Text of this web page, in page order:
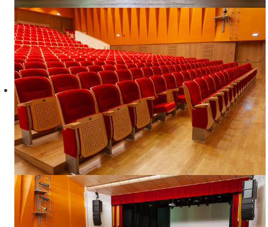
ИНФОРМАЦИЯ О
ЗАЛЕ
Метраж:402.2 м²
Вместимость:479 человек
Подойдет для:
семинар, конференция, концерт